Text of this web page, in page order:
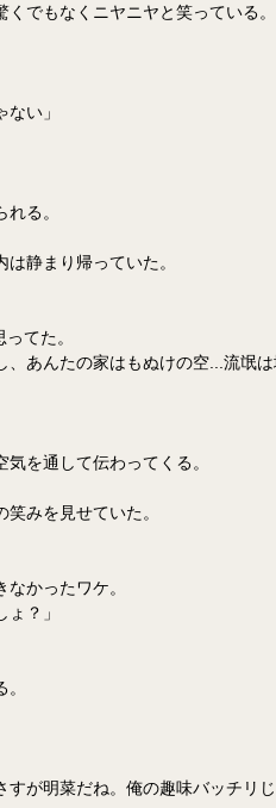
でもなくニヤニヤと笑っている。
い」
る。
静まり帰っていた。
てた。
あんたの家はもぬけの空...流氓
を通して伝わってくる。
みを見せていた。
かったワケ。
？」
すが明菜だね。俺の趣味バッチリ